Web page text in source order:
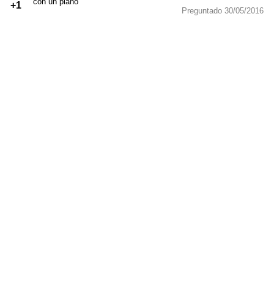
+1
Preguntado 30/05/2016